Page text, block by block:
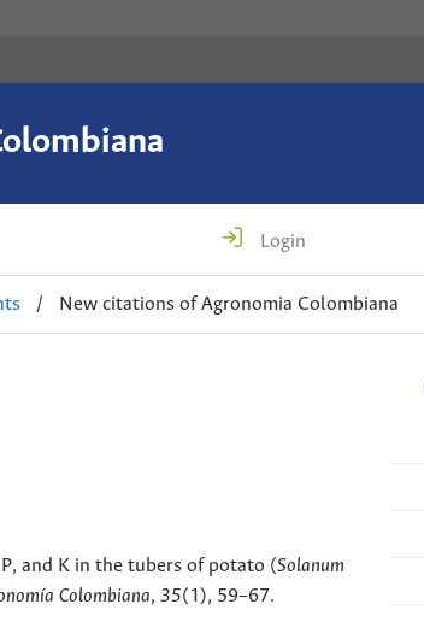
Login
/ New citations of Agronomia Colombiana
and K in the tubers of potato (Solanum
Colombiana, 35(1), 59–67.